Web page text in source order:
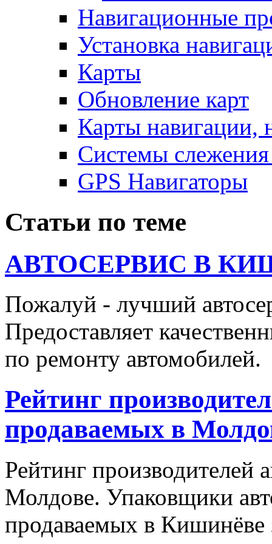
Навигационные
Установка
Карты
Обновление карт
Карты навигации,
Системы
GPS Навигаторы
Статьи по теме
АВТОСЕРВИС В
Пожалуй - лучший
Предоставляет
по ремонту автомобилей.
Рейтинг
продаваемых в
Рейтинг производителей
Молдове. Упаковщики
продаваемых в Кишинёве